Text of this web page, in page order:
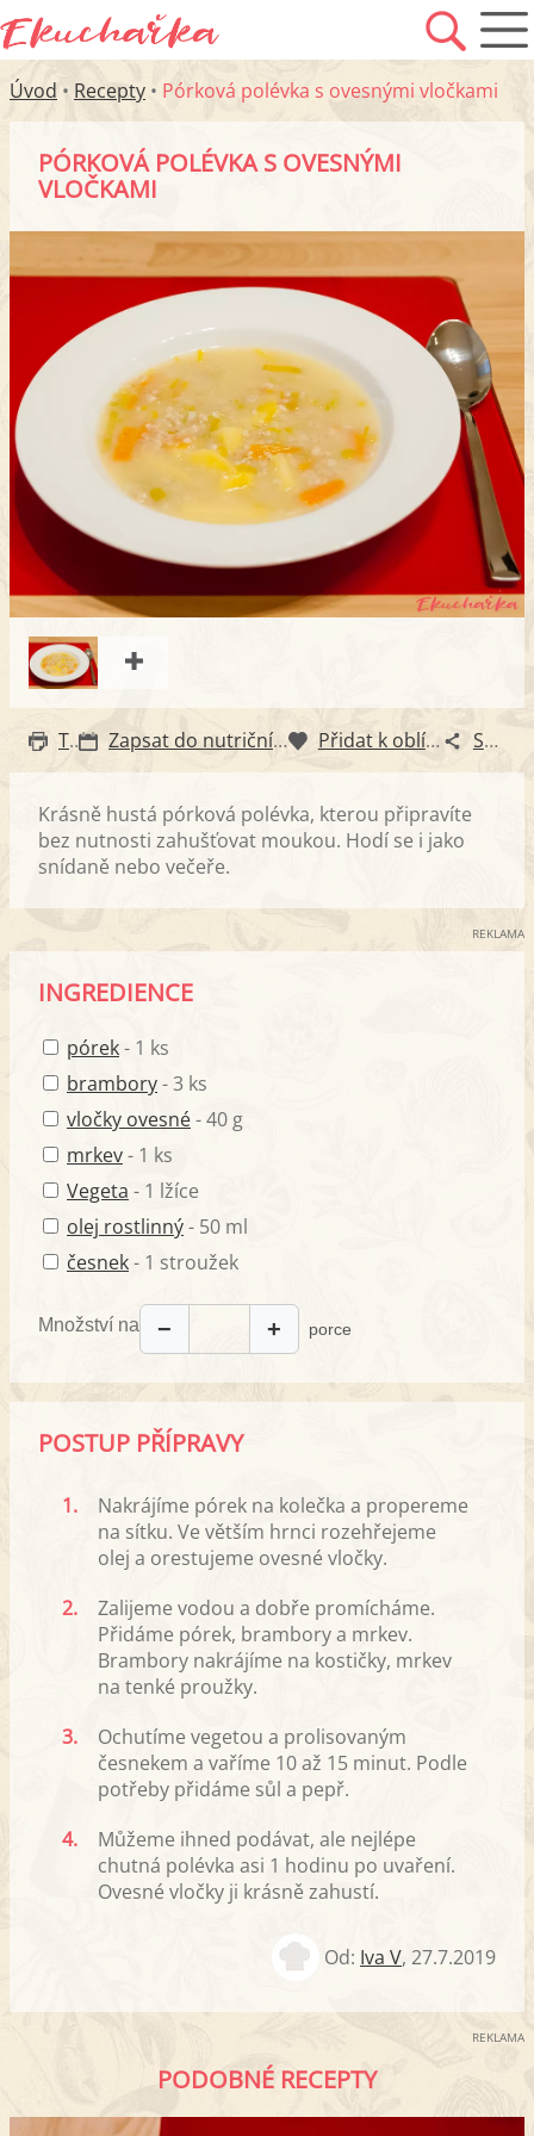
Úvod • Recepty • Pórková polévka s ovesnými vločkami
PÓRKOVÁ POLÉVKA S OVESNÝMI
VLOČKAMI
Tisk Zapsat do nutričního diáře Přidat k oblíbeným Sdílet
Krásně hustá pórková polévka, kterou připravíte
bez nutnosti zahušťovat moukou. Hodí se i jako
snídaně nebo večeře.
REKLAMA
INGREDIENCE
pórek- 1 ks
brambory- 3 ks
vločky ovesné- 40 g
mrkev- 1 ks
Vegeta - 1 lžíce
olej rostlinný- 50 ml
česnek- 1 stroužek
Množství na − + porce
POSTUP PŘÍPRAVY
1.
Nakrájíme pórek na kolečka a propereme
na sítku. Ve větším hrnci rozehřejeme
olej a orestujeme ovesné vločky.
2.
Zalijeme vodou a dobře promícháme.
Přidáme pórek, brambory a mrkev.
Brambory nakrájíme na kostičky, mrkev
na tenké proužky.
3.
Ochutíme vegetou a prolisovaným
česnekem a vaříme 10 až 15 minut. Podle
potřeby přidáme sůl a pepř.
4.
Můžeme ihned podávat, ale nejlépe
chutná polévka asi 1 hodinu po uvaření.
Ovesné vločky ji krásně zahustí.
Od: Iva V, 27.7.2019
REKLAMA
PODOBNÉ RECEPTY